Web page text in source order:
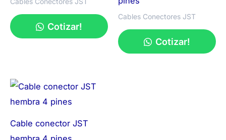
Cotizar!
Cables Conectores JST
Cotizar!
Cable conector JST